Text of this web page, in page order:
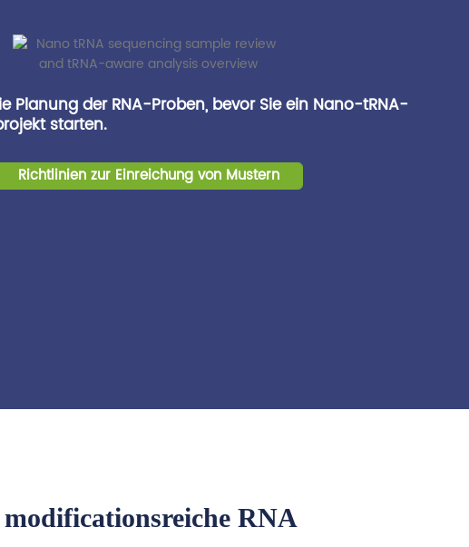
Planung der RNA-Proben, bevor Sie ein Nano-tRNA-
starten.
Richtlinien zur Einreichung von Mustern
RNA